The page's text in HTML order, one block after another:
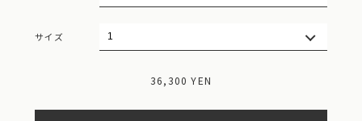
サイズ
36,300 YEN